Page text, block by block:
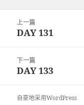
上一篇
上
文
章：
DAY 131
下一篇
下
文
DAY 133
自豪地采用WordPress